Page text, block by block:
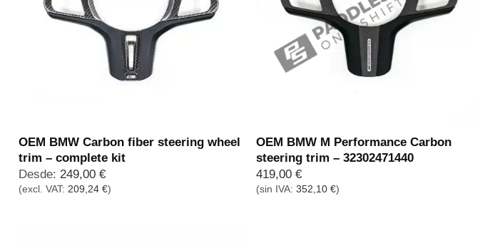
OEM BMW Carbon fiber steering wheel
trim – complete kit
Desde:249,00€
(excl. VAT:209,24€)
OEM BMW M Performance Carbon
steering trim – 32302471440
419,00€
(sin IVA:352,10€)